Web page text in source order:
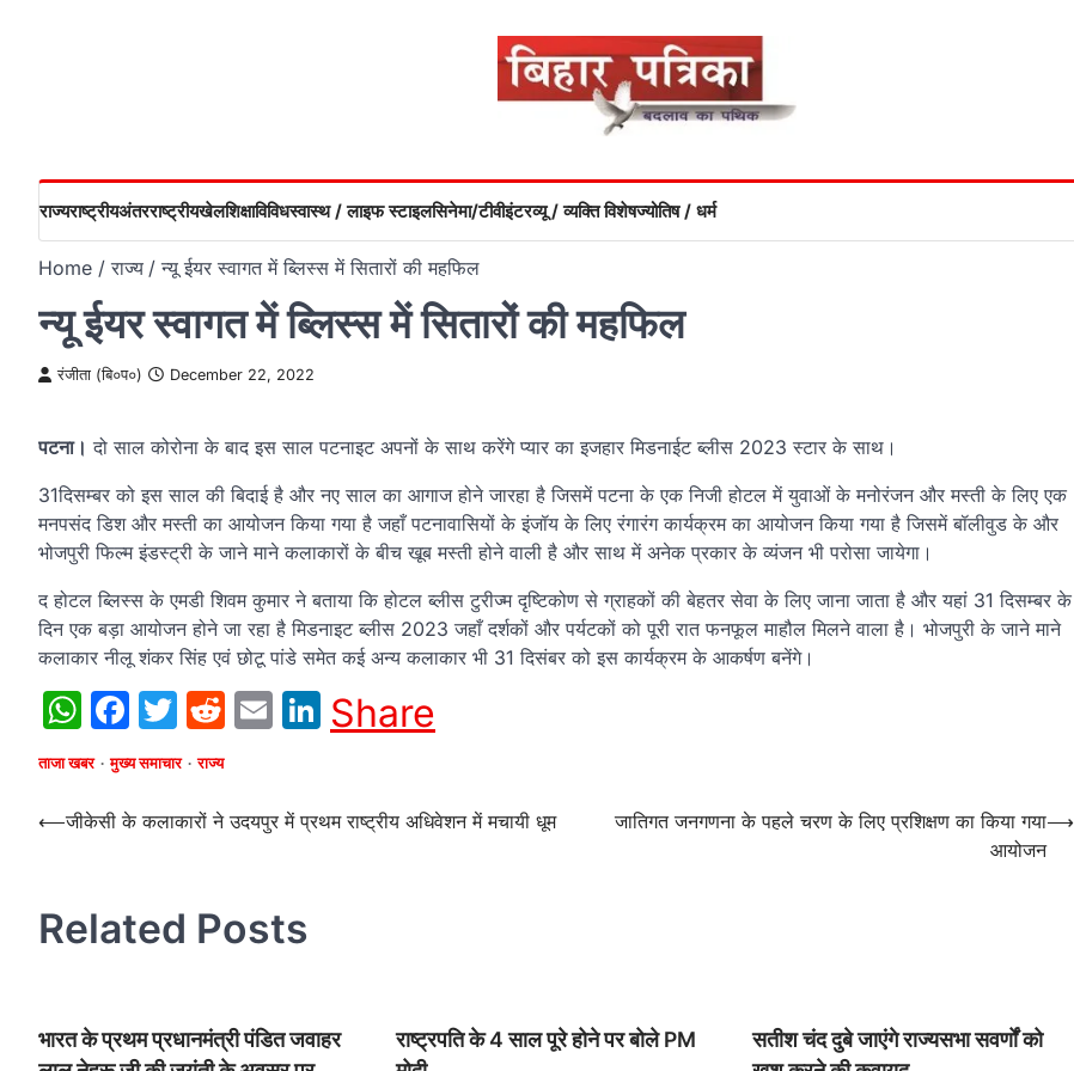
राज्यराष्ट्रीयअंतरराष्ट्रीयखेलशिक्षाविविधस्वास्थ / लाइफ स्टाइलसिनेमा/टीवीइंटरव्यू / व्यक्ति विशेषज्योतिष / धर्म
Home राज्य न्यू ईयर स्वागत में ब्लिस्स में सितारों की महफिल
न्यू ईयर स्वागत में ब्लिस्स में सितारों की महफिल
रंजीता (बि०प०) December 22, 2022
पटना। दो साल कोरोना के बाद इस साल पटनाइट अपनों के साथ करेंगे प्यार का इजहार मिडनाईट ब्लीस 2023 स्टार के साथ।
31दिसम्बर को इस साल की बिदाई है और नए साल का आगाज होने जारहा है जिसमें पटना के एक निजी होटल में युवाओं के मनोरंजन और मस्ती के लिए एक
मनपसंद डिश और मस्ती का आयोजन किया गया है जहाँ पटनावासियों के इंजॉय के लिए रंगारंग कार्यक्रम का आयोजन किया गया है जिसमें बॉलीवुड के और
भोजपुरी फिल्म इंडस्ट्री के जाने माने कलाकारों के बीच खूब मस्ती होने वाली है और साथ में अनेक प्रकार के व्यंजन भी परोसा जायेगा।
द होटल ब्लिस्स के एमडी शिवम कुमार ने बताया कि होटल ब्लीस टुरीज्म दृष्टिकोण से ग्राहकों की बेहतर सेवा के लिए जाना जाता है और यहां 31 दिसम्बर के
दिन एक बड़ा आयोजन होने जा रहा है मिडनाइट ब्लीस 2023 जहाँ दर्शकों और पर्यटकों को पूरी रात फनफूल माहौल मिलने वाला है। भोजपुरी के जाने माने
कलाकार नीलू शंकर सिंह एवं छोटू पांडे समेत कई अन्य कलाकार भी 31 दिसंबर को इस कार्यक्रम के आकर्षण बनेंगे।
WhatsApp
Facebook
Twitter
Reddit
EmailLinkedIn
Share
ताजा खबर मुख्य समाचार राज्य
Post
⟵जीकेसी के कलाकारों ने उदयपुर में प्रथम राष्ट्रीय अधिवेशन में मचायी धूम
जातिगत जनगणना के पहले चरण के लिए प्रशिक्षण का किया गया
आयोजन
⟶
Related Posts
भारत के प्रथम प्रधानमंत्री पंडित जवाहर
राष्ट्रपति के 4 साल पूरे होने पर बोले PM
सतीश चंद दुबे जाएंगे राज्यसभा सवर्णों को